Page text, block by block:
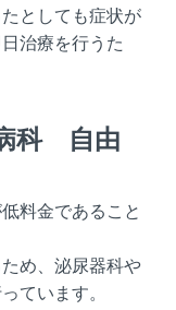
としても症状が
治療を行うた
科 自由
料金であること
め、泌尿器科や
ています。